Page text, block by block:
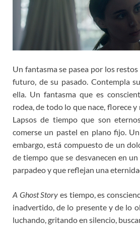
Un fantasma se pasea por los
futuro, de su pasado. Contempla
ella. Un fantasma que es
rodea, de todo lo que nace, florece y
Lapsos de tiempo que son
comerse un pastel en plano fijo.
embargo, está compuesto de un
de tiempo que se desvanecen en
parpadeo y que reflejan una
A Ghost Story es tiempo, es
inadvertido, de lo presente y de lo
luchando, gritando en silencio,